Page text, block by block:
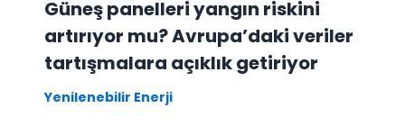
Güneş panelleri yangın riskini
artırıyor mu? Avrupa’daki veriler
tartışmalara açıklık getiriyor
Yenilenebilir Enerji